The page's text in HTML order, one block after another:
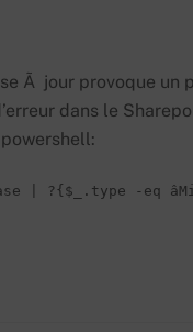
Ã jour provoque un
dans le
| ?{$_.type -eq